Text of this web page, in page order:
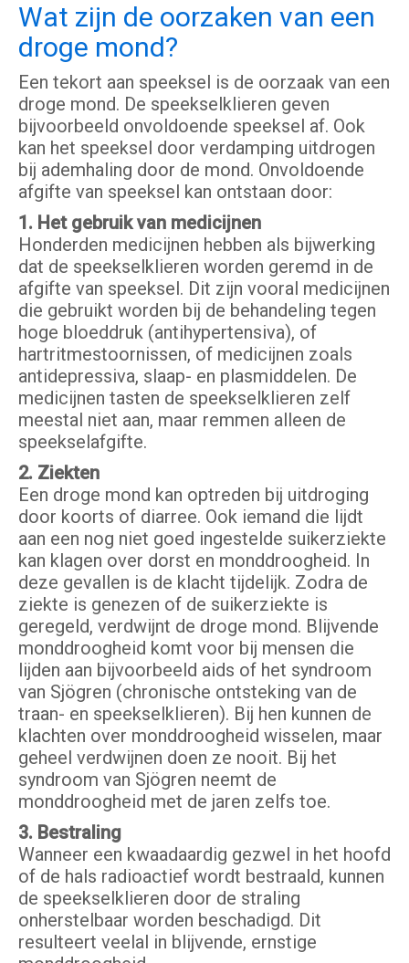
Wat zijn de oorzaken van een
droge mond?
Een tekort aan speeksel is de oorzaak van een
droge mond. De speekselklieren geven
bijvoorbeeld onvoldoende speeksel af. Ook
kan het speeksel door verdamping uitdrogen
bij ademhaling door de mond. Onvoldoende
afgifte van speeksel kan ontstaan door:
1. Het gebruik van medicijnen
Honderden medicijnen hebben als bijwerking
dat de speekselklieren worden geremd in de
afgifte van speeksel. Dit zijn vooral medicijnen
die gebruikt worden bij de behandeling tegen
hoge bloeddruk (antihypertensiva), of
hartritmestoornissen, of medicijnen zoals
antidepressiva, slaap- en plasmiddelen. De
medicijnen tasten de speekselklieren zelf
meestal niet aan, maar remmen alleen de
speekselafgifte.
2. Ziekten
Een droge mond kan optreden bij uitdroging
door koorts of diarree. Ook iemand die lijdt
aan een nog niet goed ingestelde suikerziekte
kan klagen over dorst en monddroogheid. In
deze gevallen is de klacht tijdelijk. Zodra de
ziekte is genezen of de suikerziekte is
geregeld, verdwijnt de droge mond. Blijvende
monddroogheid komt voor bij mensen die
lijden aan bijvoorbeeld aids of het syndroom
van Sjögren (chronische ontsteking van de
traan- en speekselklieren). Bij hen kunnen de
klachten over monddroogheid wisselen, maar
geheel verdwijnen doen ze nooit. Bij het
syndroom van Sjögren neemt de
monddroogheid met de jaren zelfs toe.
3. Bestraling
Wanneer een kwaadaardig gezwel in het hoofd
of de hals radioactief wordt bestraald, kunnen
de speekselklieren door de straling
onherstelbaar worden beschadigd. Dit
resulteert veelal in blijvende, ernstige